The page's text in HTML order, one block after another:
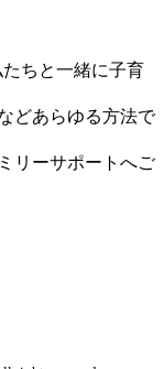
ちと一緒に子育
どあらゆる方法で
リーサポートへご